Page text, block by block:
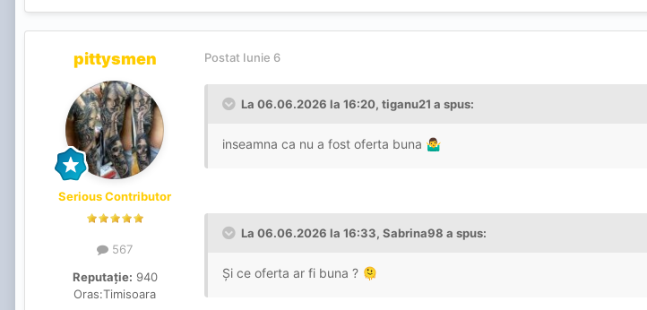
pittysmen
Serious Contributor
567
Reputație: 940
Oras:Timisoara
Postat Iunie 6
La 06.06.2026 la 16:20, tiganu21 a spus:
inseamna ca nu a fost oferta buna 🤷‍♂️
La 06.06.2026 la 16:33, Sabrina98 a spus:
Și ce oferta ar fi buna ? 🫠